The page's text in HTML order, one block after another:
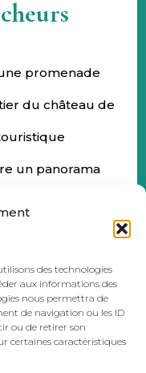
des technologies
aux informations des
nous permettra de
de navigation ou les ID
ou de retirer son
certaines caractéristiques
promenade
du château de
un panorama
tér